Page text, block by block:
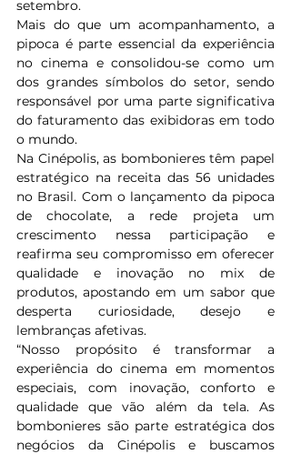
setembro.
Mais do que um acompanhamento, a
pipoca é parte essencial da experiência
no cinema e consolidou-se como um
dos grandes símbolos do setor, sendo
responsável por uma parte significativa
do faturamento das exibidoras em todo
o mundo.
Na Cinépolis, as bombonieres têm papel
estratégico na receita das 56 unidades
no Brasil. Com o lançamento da pipoca
de chocolate, a rede projeta um
crescimento nessa participação e
reafirma seu compromisso em oferecer
qualidade e inovação no mix de
produtos, apostando em um sabor que
desperta curiosidade, desejo e
lembranças afetivas.
“Nosso propósito é transformar a
experiência do cinema em momentos
especiais, com inovação, conforto e
qualidade que vão além da tela. As
bombonieres são parte estratégica dos
negócios da Cinépolis e buscamos